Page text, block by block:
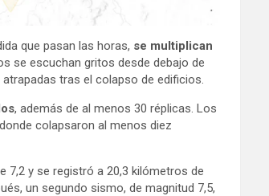
que pasan las horas, se multiplican
se escuchan gritos desde debajo de
tras el colapso de edificios.
, además de al menos 30 réplicas. Los
colapsaron al menos diez
7,2 y se registró a 20,3 kilómetros de
un segundo sismo, de magnitud 7,5,